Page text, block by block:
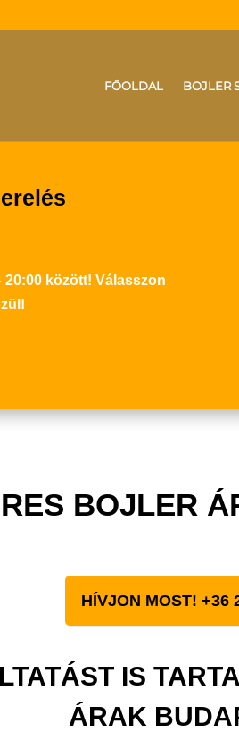
FŐOLDAL BOJLER
között! Válasszon
BOJLER
HÍVJON MOST! +36
IS
ÁRAK